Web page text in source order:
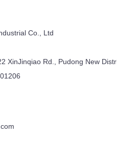
Co., Ltd
XinJinqiao Rd., Pudong New